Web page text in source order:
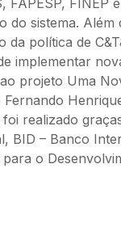
FAPESP, FINEP
do sistema.
da política de
implementar
projeto Uma
realizado
BID – Banco
o